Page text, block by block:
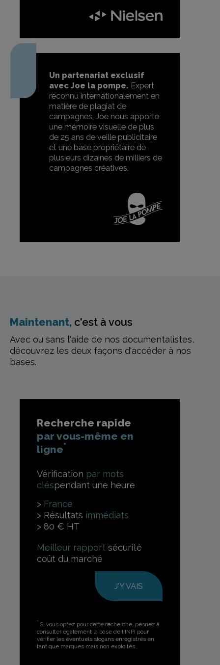
Un partenariat exclusif
avec Joe la pompe. Expert
reconnu internationalement en
matière de plagiat de
campagnes, Joe nous apporte
une mémoire visuelle de plus
de 25 ans de veille publicitaire
et une base propriétaire de
plusieurs dizaines de milliers de
campagnes créatives.
Maintenant, c'est à vous
Avec ou sans l'aide de nos documentalistes,
découvrez les deux façons d'accéder à nos
bases.
Recherche rapide
par vous-même en
ligne*
Vérification par mots
cléspendant une heure
France
Résultats immédiats
80 € HT
Meilleur rapport sécurité
coût du marché
J'Y VAIS
* Si vous optez pour cette recherche, pesnez à
consulter également la base de l'INPI pour
vérifier les éventuels slogans enregistrés en
tant que marques mais non exploités